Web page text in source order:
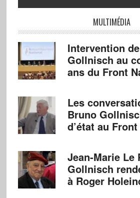
MULTIMÉDIA
Intervention
Gollnisch au
ans du Front
Les
Bruno
d’état au
Jean-Marie Le
Gollnisch
à Roger